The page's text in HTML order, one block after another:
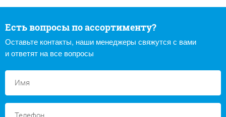
Есть вопросы по ассортименту?
Оставьте контакты, наши менеджеры свяжутся с вами
и ответят на все вопросы